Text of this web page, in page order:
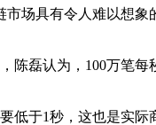
具有令人难以想象
认为，100万笔每
1秒，这也是实际